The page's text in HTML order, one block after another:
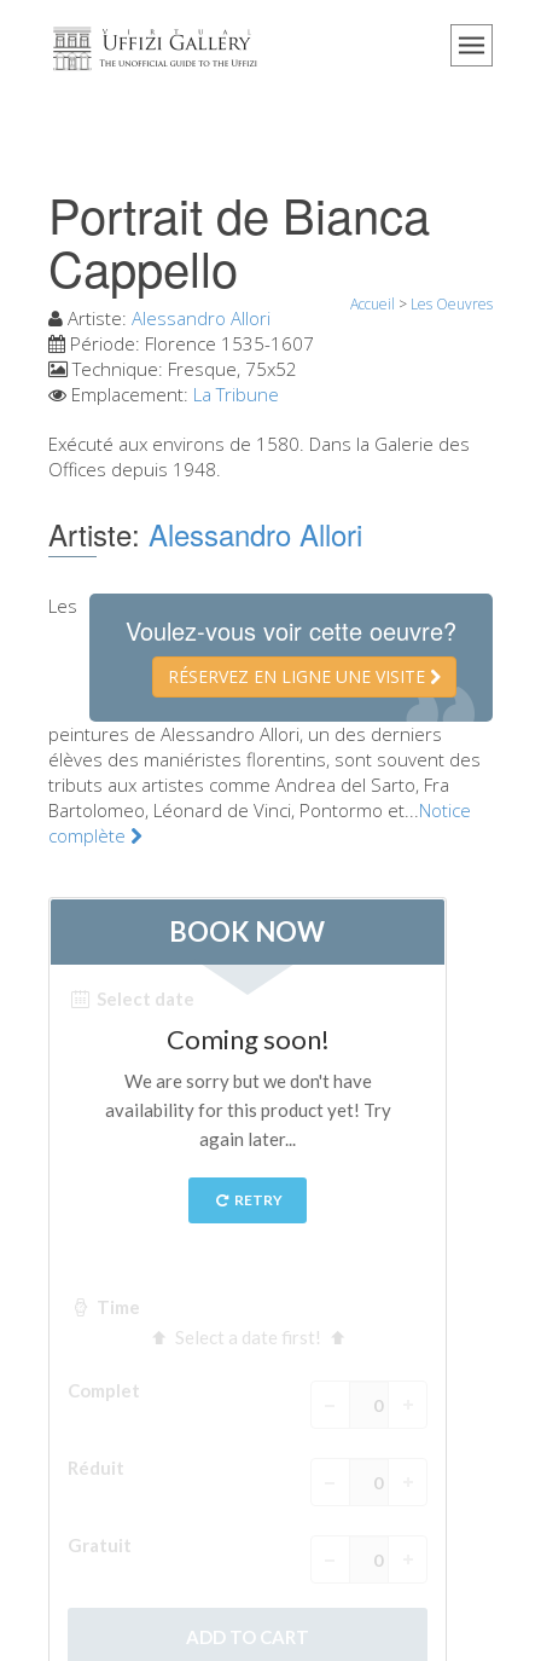
Accueil
Événements et expositions
L' avis des visiteurs
Explorer la Galerie
Réserver
Visite virtuelle
Les Oeuvres
Les Salles
Les autres Musées
Le Musée national du Bargello
Galerie de l'Académie
La Galerie Palatine
Le Jardin de Boboli
La tour d'Arnolfo
Le Corridor de Vasari
Le Palazzo Vecchio
Santa Maria Novella
Réserver une visite guidée
FRANÇAIS
ESPAÑOL
Portrait de Bianca
Cappello
Accueil > Les Oeuvres
Artiste: Alessandro Allori
Période: Florence 1535-1607
Technique: Fresque, 75x52
Emplacement: La Tribune
Exécuté aux environs de 1580. Dans la Galerie des
Offices depuis 1948.
Artiste: Alessandro Allori
Voulez-vous voir cette oeuvre?
RÉSERVEZ EN LIGNE UNE VISITE
Les
peintures de Alessandro Allori, un des derniers
élèves des maniéristes florentins, sont souvent des
tributs aux artistes comme Andrea del Sarto, Fra
Bartolomeo, Léonard de Vinci, Pontormo et...Notice
complète